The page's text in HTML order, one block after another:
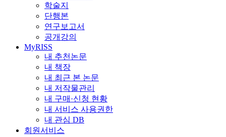
학술지
단행본
연구보고서
공개강의
MyRISS
내 추천논문
내 책장
내 최근 본 논문
내 저작물관리
내 구매·신청 현황
내 서비스 사용권한
내 관심 DB
회원서비스